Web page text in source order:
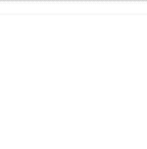
สงครามในภูมิภาค